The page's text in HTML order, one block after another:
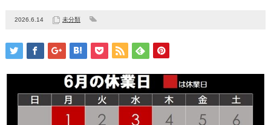
2026.6.14 未分類